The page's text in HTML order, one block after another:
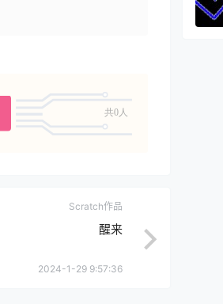
共0人
Scratch作品
醒来
2024-1-29 9:57:36